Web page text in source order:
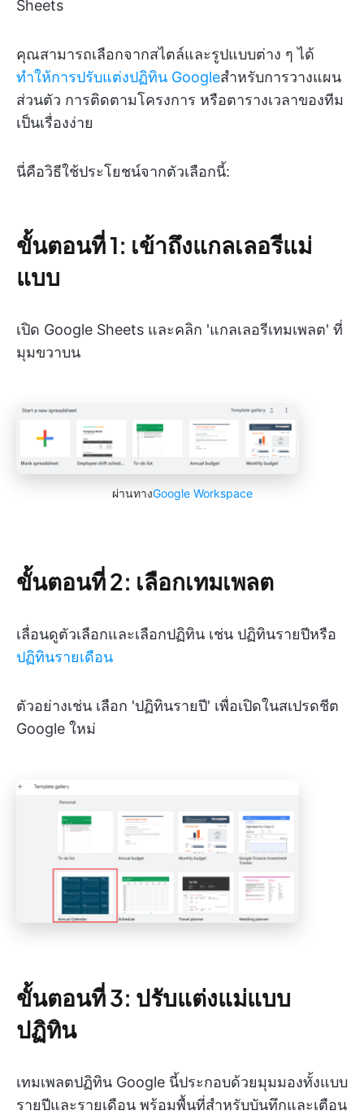
Sheets
คุณสามารถเลือกจากสไตล์และรูปแบบต่าง ๆ ได้
ทำให้การปรับแต่งปฏิทิน Googleสำหรับการวางแผน
ส่วนตัว การติดตามโครงการ หรือตารางเวลาของทีม
เป็นเรื่องง่าย
นี่คือวิธีใช้ประโยชน์จากตัวเลือกนี้:
ขั้นตอนที่ 1: เข้าถึงแกลเลอรีแม่
แบบ
เปิด Google Sheets และคลิก 'แกลเลอรีเทมเพลต' ที่
มุมขวาบน
ผ่านทางGoogle Workspace
ขั้นตอนที่ 2: เลือกเทมเพลต
เลื่อนดูตัวเลือกและเลือกปฏิทิน เช่น ปฏิทินรายปีหรือ
ปฏิทินรายเดือน
ตัวอย่างเช่น เลือก 'ปฏิทินรายปี' เพื่อเปิดในสเปรดชีต
Google ใหม่
ขั้นตอนที่ 3: ปรับแต่งแม่แบบ
ปฏิทิน
เทมเพลตปฏิทิน Google นี้ประกอบด้วยมุมมองทั้งแบบ
รายปีและรายเดือน พร้อมพื้นที่สำหรับบันทึกและเตือน